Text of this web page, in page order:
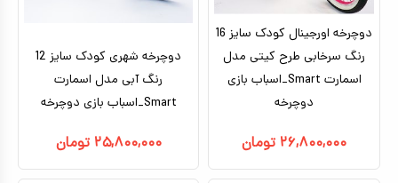
اسباب بازی لوازم خانگی
اتاق کودک
دوچرخه اورجینال کودک سایز 16
رنگ سرخابی طرح کیتی مدل
اسمارت Smart_اسباب بازی
دوچرخه
۲۶,۸۰۰,۰۰۰ تومان
دوچرخه شهری کودک سایز 12
رنگ آبی مدل اسمارت
Smart_اسباب بازی دوچرخه
۲۵,۸۰۰,۰۰۰ تومان